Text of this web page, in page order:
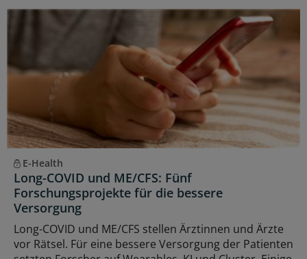
E-Health
Long-COVID und ME/CFS: Fünf
Forschungsprojekte für die bessere
Versorgung
Long-COVID und ME/CFS stellen Ärztinnen und Ärzte
vor Rätsel. Für eine bessere Versorgung der Patienten